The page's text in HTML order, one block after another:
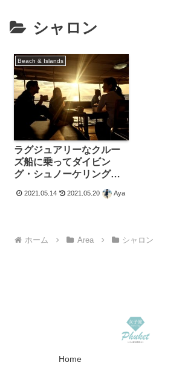
シャロン
Beach & Islands
ラグジュアリーなクルー
ズ船に乗ってダイビン
グ・シュノーケリング～
2021.05.14 2021.05.20 Aya
ホーム Area シャロン
Home